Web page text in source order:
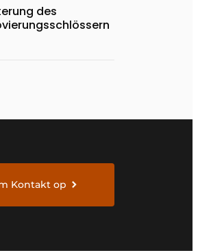
des
Kontakt op